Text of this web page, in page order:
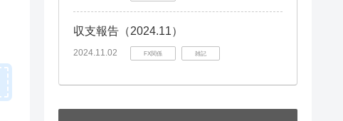
収支報告（2024.11）
2024.11.02 FX関係 雑記